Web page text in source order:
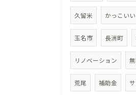
久留米 かっこいい
玉名市 長洲町
リノベーション
荒尾 補助金